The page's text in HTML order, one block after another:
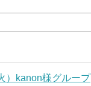
）kanon様グループ